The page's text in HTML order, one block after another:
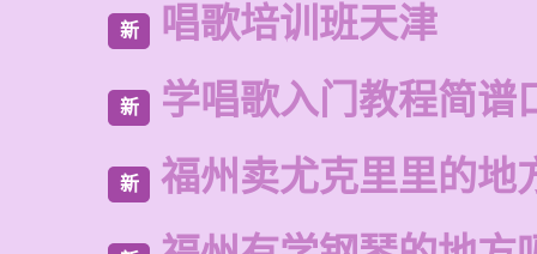
新 唱歌培训班天津
新 学唱歌入门教程简谱
新 福州卖尤克里里的地